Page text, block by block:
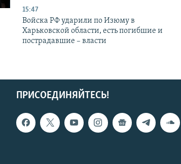
15:47
Войска РФ ударили по Изюму в
Харьковской области, есть погибшие и
пострадавшие – власти
ПРИСОЕДИНЯЙТЕСЬ!